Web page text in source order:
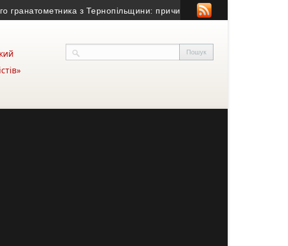
з Тернопільщини: причина смерті – гостра серцево-